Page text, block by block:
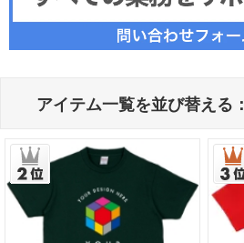
アイテム一覧を並び替える：